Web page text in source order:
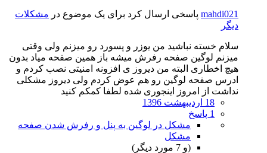
mahdi021 پاسخی ارسال کرد برای یک موضوع در مشکلات
دیگر
سلام خسته نباشید من یوزر و پسورد رو میزنم ولی وقتی
میزنم لوگین صفحه رفرش میشه باز همین صفحه میاد بدون
هیچ اخطاری البته من دیروز ی افزونه امنیتی نصب کردم و
ادرس صفحه لوگین رو هم عوض کردم ولی دیروز مشکلی
نداشت از امروز اینجوری شده لطفا کمکم کنید
18 اردیبهشت 1396
1 پاسخ
مشکل در لوگین به پنل و رفرش شدن صفحه
مشکل
(و 7 مورد دیگر)